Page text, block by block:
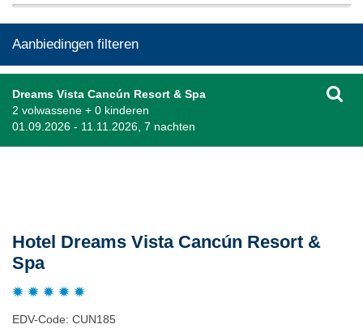
Aanbiedingen filteren
Dreams Vista Cancún Resort & Spa
2 volwassene + 0 kinderen
01.09.2026 - 11.11.2026, 7 nachten
Hotel Dreams Vista Cancún Resort &
Spa
EDV-Code: CUN185